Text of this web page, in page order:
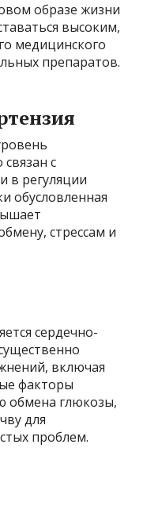
образе жизни
высоким,
медицинского
препаратов.
с
в регуляции
обусловленная
стрессам и
сердечно-
включая
факторы
обмена глюкозы,
для
проблем.